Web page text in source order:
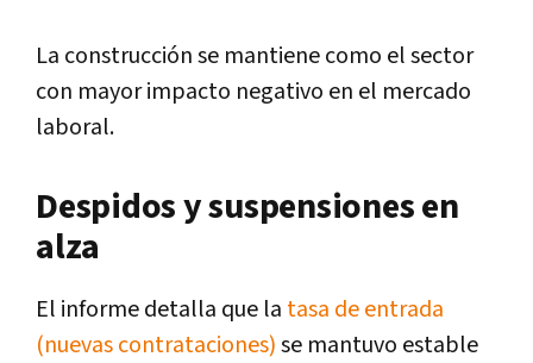
La construcción se mantiene como el sector
con mayor impacto negativo en el mercado
laboral.
Despidos y suspensiones en
alza
El informe detalla que la tasa de entrada
(nuevas contrataciones)se mantuvo estable